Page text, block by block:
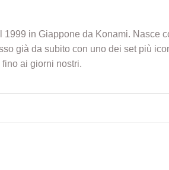
in Giappone da Konami. Nasce
già da subito con uno dei set più
ai giorni nostri.